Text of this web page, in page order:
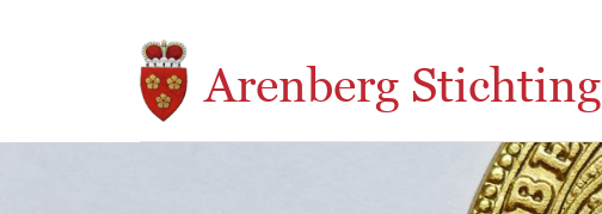
Arenberg Stichting